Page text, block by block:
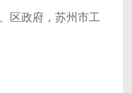
区政府，苏州市工